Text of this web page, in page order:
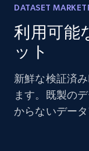
DATASET
利用可能
ット
新鮮な検証済
ます。既製の
からないデー